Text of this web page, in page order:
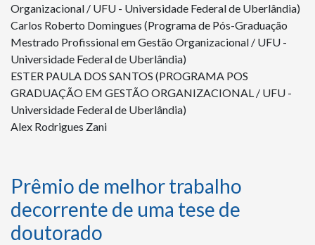
Organizacional / UFU - Universidade Federal de Uberlândia)
Carlos Roberto Domingues (Programa de Pós-Graduação
Mestrado Profissional em Gestão Organizacional / UFU -
Universidade Federal de Uberlândia)
ESTER PAULA DOS SANTOS (PROGRAMA POS
GRADUAÇÃO EM GESTÃO ORGANIZACIONAL / UFU -
Universidade Federal de Uberlândia)
Alex Rodrigues Zani
Prêmio de melhor trabalho
decorrente de uma tese de
doutorado